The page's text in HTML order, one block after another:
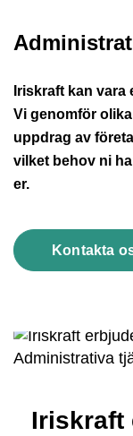
Iriskraft kan
Vi genomför
uppdrag av
vilket behov ni
er.
Kontakta
Iriskraft